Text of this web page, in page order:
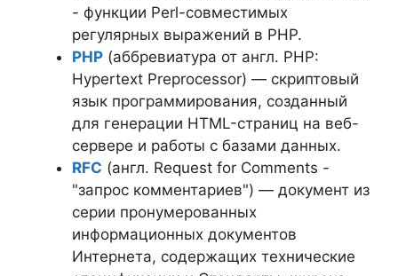
- функции Perl-совместимых
регулярных выражений в PHP.
PHP (аббревиатура от англ. PHP:
Hypertext Preprocessor) — скриптовый
язык программирования, созданный
для генерации HTML-страниц на веб-
сервере и работы с базами данных.
RFC (англ. Request for Comments -
"запрос комментариев") — документ из
серии пронумерованных
информационных документов
Интернета, содержащих технические